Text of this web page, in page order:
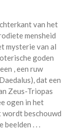
van het
mensheid
mysterie van al
goden
, een ruw
dat een
Zeus-Triopas
ogen in het
beschouwd
beelden . . .